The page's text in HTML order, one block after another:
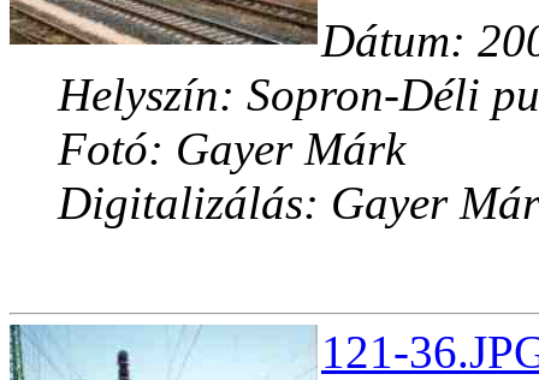
Dátum:
Helyszín: Sopron-Déli
Fotó: Gayer Márk
Digitalizálás: Gayer
121-